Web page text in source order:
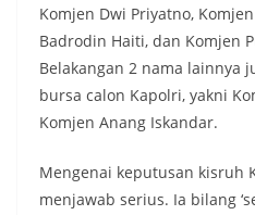
Komjen Dwi Priyatno,
Badrodin Haiti, dan Komjen
Belakangan 2 nama lainnya
bursa calon Kapolri, yakni
Komjen Anang Iskandar.
Mengenai keputusan kisruh
menjawab serius. Ia bilang